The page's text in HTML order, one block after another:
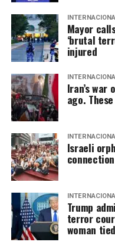
Mayor
‘brutal
injured
Iran’s war
ago.
Israeli
Trump
terror
woman